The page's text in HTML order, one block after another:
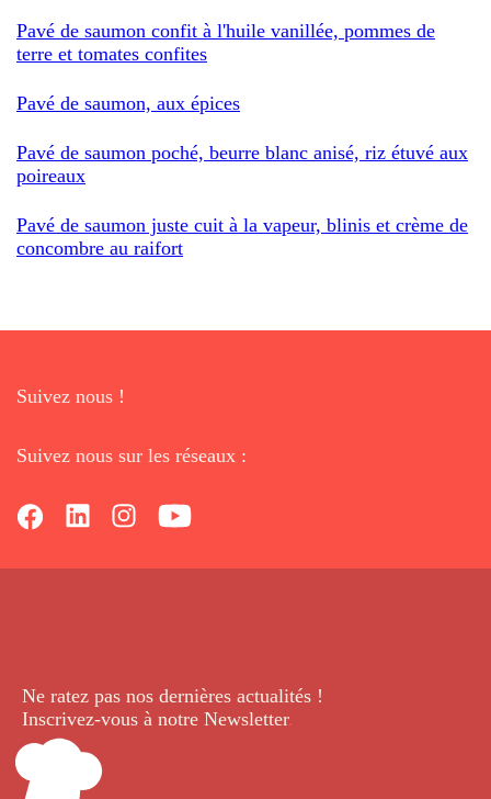
Pavé de saumon confit à l'huile vanillée, pommes de
terre et tomates confites
Pavé de saumon, aux épices
Pavé de saumon poché, beurre blanc anisé, riz étuvé aux
poireaux
Pavé de saumon juste cuit à la vapeur, blinis et crème de
concombre au raifort
Suivez nous !
Suivez nous sur les réseaux :
Ne ratez pas nos dernières actualités !
Inscrivez-vous à notre Newsletter.